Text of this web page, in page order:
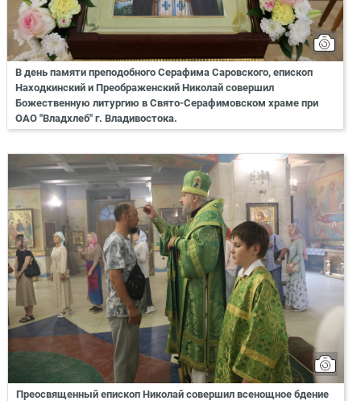
В день памяти преподобного Серафима Саровского, епископ
Находкинский и Преображенский Николай совершил
Божественную литургию в Свято-Серафимовском храме при
ОАО "Владхлеб" г. Владивостока.
Преосвященный епископ Николай совершил всенощное бдение